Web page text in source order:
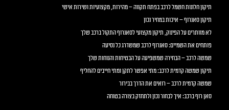
תיקון חלונות חשמל לרכב בפתח תקווה – מהירות, מקצועיות ושירות אישי
תיקון סאנרוף – איכות במחיר נכון
לא מוותרים על הפינוק, תיקון מקצועי לסאנרוף התקול ברכב שלך
פותחים את השמיים: סאנרוף לרכב שמשדרג כל נסיעה
שמשה לרכב – הבחירה שמשפיעה על הבטיחות והנוחות שלך
תיקון שמשה קדמית לרכב: מתי אפשר לתקן ומתי חייבים להחליף
שמשה קדמית לרכב – רואים את הדרך בבירור
סאן רוף ברכב: איך לבחור נכון ולתחזק בצורה בטוחה